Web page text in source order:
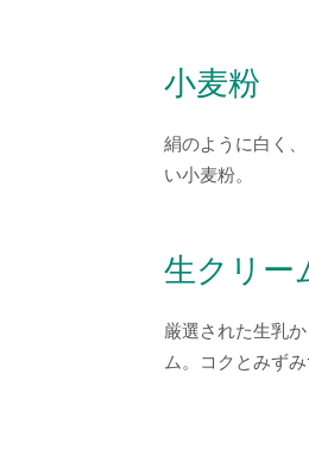
小麦粉
絹のように白く
い小麦粉。
生クリー
厳選された生乳
ム。コクとみず